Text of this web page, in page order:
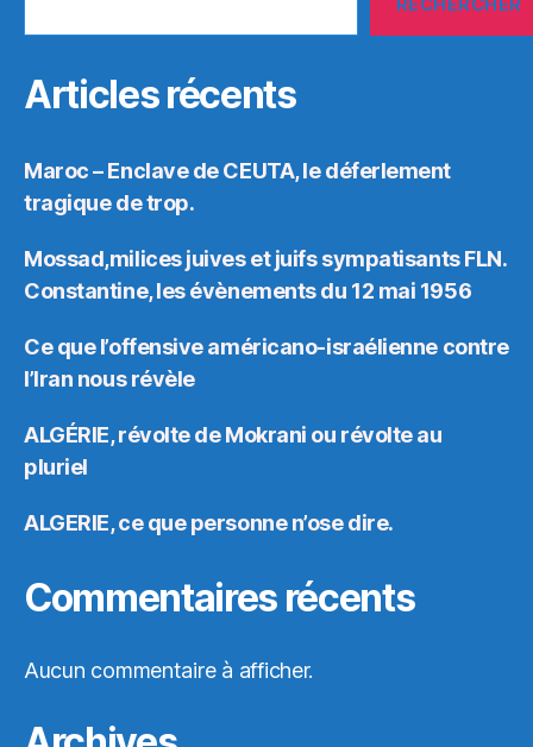
RECHERCHER
Articles récents
Maroc – Enclave de CEUTA, le déferlement
tragique de trop.
Mossad,milices juives et juifs sympatisants FLN.
Constantine, les évènements du 12 mai 1956
Ce que l’offensive américano-israélienne contre
l’Iran nous révèle
ALGÉRIE, révolte de Mokrani ou révolte au
pluriel
ALGERIE, ce que personne n’ose dire.
Commentaires récents
Aucun commentaire à afficher.